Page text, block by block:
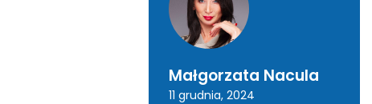
Małgorzata Nacula
11 grudnia, 2024